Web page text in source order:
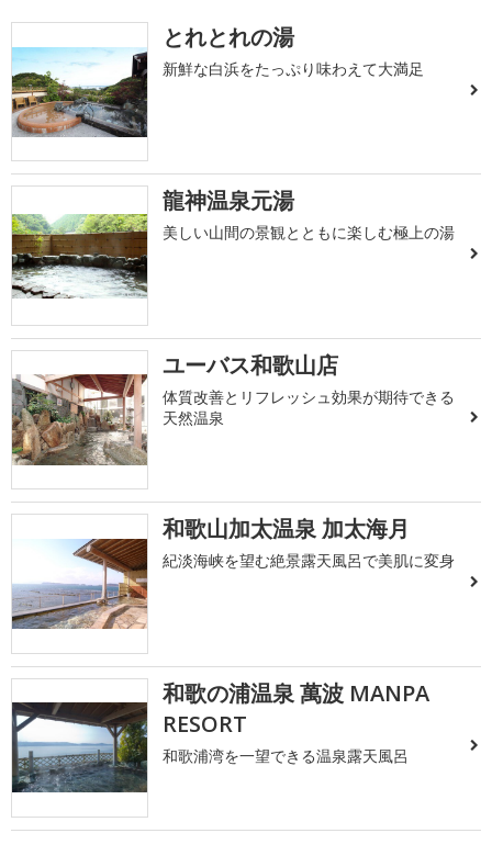
とれとれの湯
新鮮な白浜をたっぷり味わえて大満足
龍神温泉元湯
美しい山間の景観とともに楽しむ極上の湯
ユーバス和歌山店
体質改善とリフレッシュ効果が期待できる
天然温泉
和歌山加太温泉 加太海月
紀淡海峡を望む絶景露天風呂で美肌に変身
和歌の浦温泉 萬波 MANPA
RESORT
和歌浦湾を一望できる温泉露天風呂